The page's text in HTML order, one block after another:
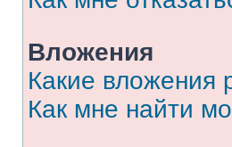
Вложения
Какие вложения
Как мне найти